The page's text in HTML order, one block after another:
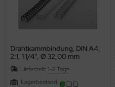
Drahtkammbindung, DIN A4,
2:1, 1 1/4", Ø 32,00 mm
Lieferzeit: 1-2 Tage
Lagerbestand: